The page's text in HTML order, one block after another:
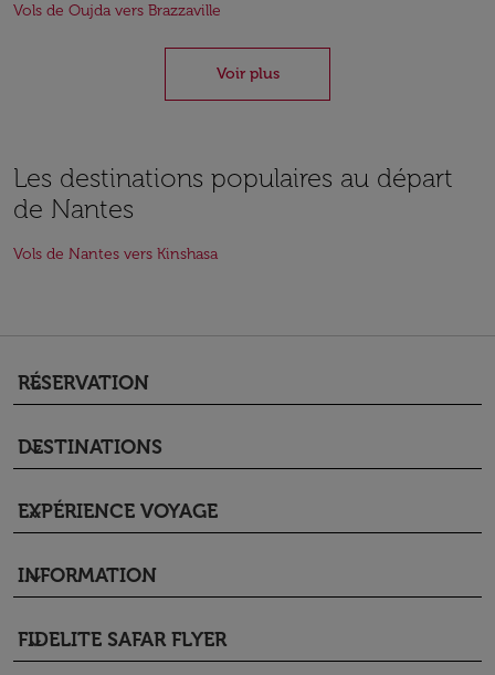
Vols de Oujda vers Brazzaville
Voir plus
Les destinations populaires au départ
de Nantes
Vols de Nantes vers Kinshasa
RÉSERVATION
keyboard_arrow_down
DESTINATIONS
keyboard_arrow_down
EXPÉRIENCE VOYAGE
keyboard_arrow_down
INFORMATION
keyboard_arrow_down
FIDELITE SAFAR FLYER
keyboard_arrow_down